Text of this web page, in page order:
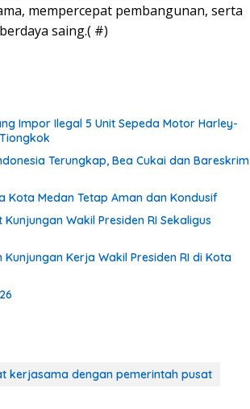
mempercepat pembangunan, serta
saing.( #)
Impor Ilegal 5 Unit Sepeda Motor Harley-
Terungkap, Bea Cukai dan Bareskrim
Kota Medan Tetap Aman dan Kondusif
Wakil Presiden RI Sekaligus
Kerja Wakil Presiden RI di Kota
kerjasama dengan pemerintah pusat